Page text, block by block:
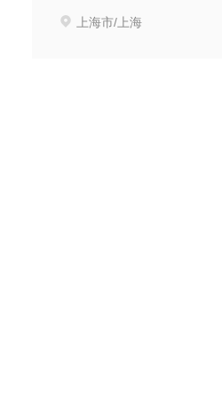
上海市/上海